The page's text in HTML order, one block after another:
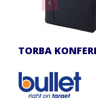
TORBA